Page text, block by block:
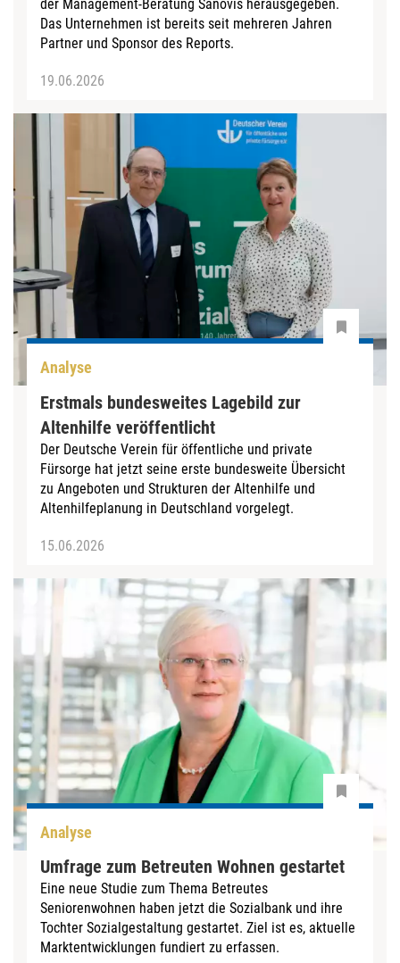
der Management-Beratung Sanovis herausgegeben.
Das Unternehmen ist bereits seit mehreren Jahren
Partner und Sponsor des Reports.
19.06.2026
Analyse
Erstmals bundesweites Lagebild zur
Altenhilfe veröffentlicht
Der Deutsche Verein für öffentliche und private
Fürsorge hat jetzt seine erste bundesweite Übersicht
zu Angeboten und Strukturen der Altenhilfe und
Altenhilfeplanung in Deutschland vorgelegt.
15.06.2026
Analyse
Umfrage zum Betreuten Wohnen gestartet
Eine neue Studie zum Thema Betreutes
Seniorenwohnen haben jetzt die Sozialbank und ihre
Tochter Sozialgestaltung gestartet. Ziel ist es, aktuelle
Marktentwicklungen fundiert zu erfassen.